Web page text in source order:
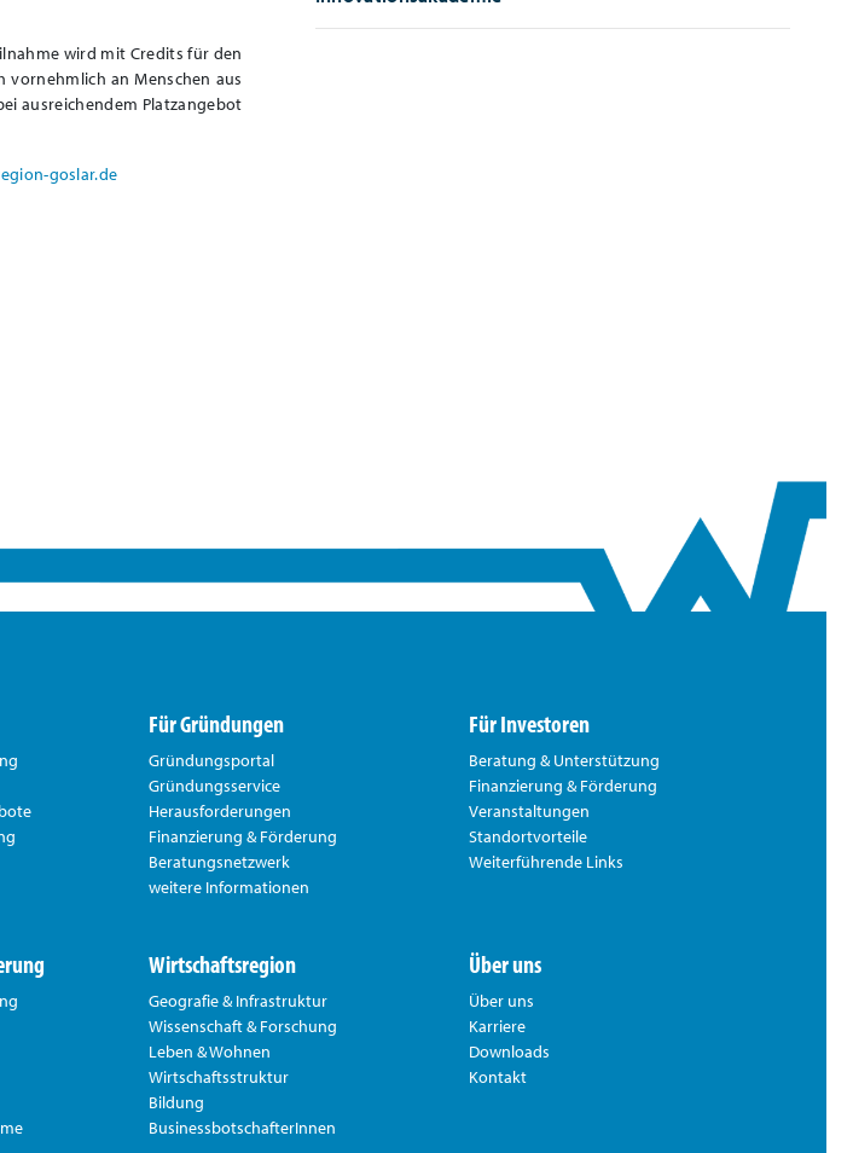
wird mit Credits für den
an Menschen aus
ausreichendem Platzangebot
goslar.de
Für Gründungen
Gründungsportal
Gründungsservice
Herausforderungen
Finanzierung & Förderung
Beratungsnetzwerk
weitere Informationen
Für Investoren
Beratung & Unterstützung
Finanzierung & Förderung
Veranstaltungen
Standortvorteile
Weiterführende Links
Wirtschaftsregion
Geografie & Infrastruktur
Wissenschaft & Forschung
Leben & Wohnen
Wirtschaftsstruktur
Bildung
BusinessbotschafterInnen
Über uns
Über uns
Karriere
Downloads
Kontakt